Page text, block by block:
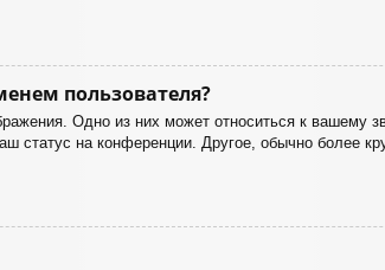
пользователя?
Одно из них может относиться к вашему
на конференции. Другое, обычно более